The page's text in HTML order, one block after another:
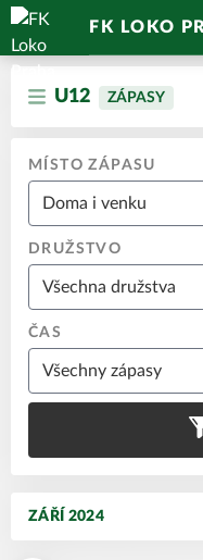
FK LOKO
U12 ZÁPASY
MÍSTO ZÁPASU
DRUŽSTVO
ČAS
ZÁŘÍ 2024